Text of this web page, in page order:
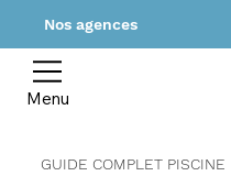
Nos agences
Menu
GUIDE COMPLET PISCINE